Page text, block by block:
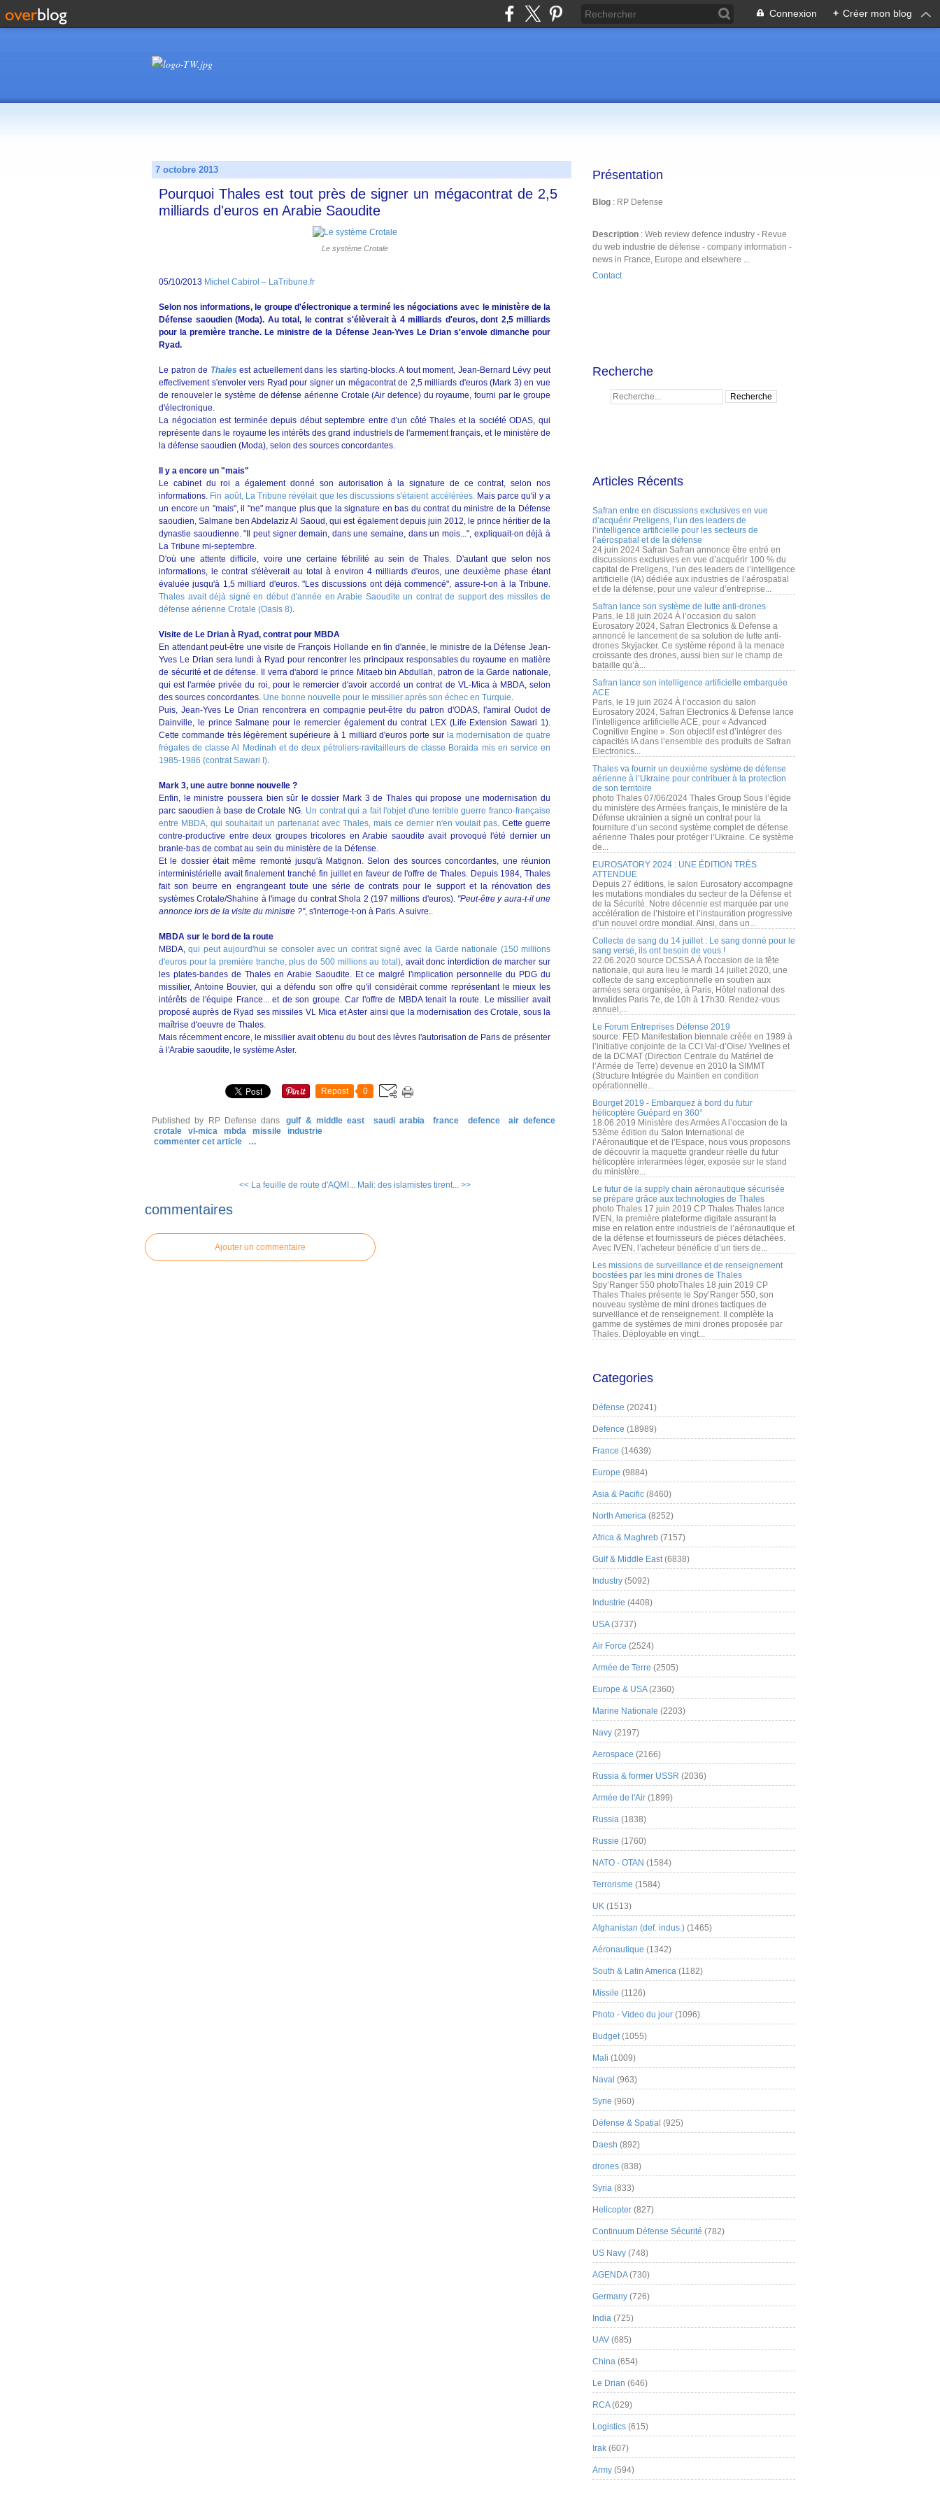
Connexion + Créer mon blog
7 octobre 2013
Pourquoi Thales est tout près de signer un mégacontrat de 2,5
milliards d'euros en Arabie Saoudite
Le système Crotale
05/10/2013 Michel Cabirol – LaTribune.fr
Selon nos informations, le groupe d'électronique a terminé les négociations avec le ministère de la
Défense saoudien (Moda). Au total, le contrat s'élèverait à 4 milliards d'euros, dont 2,5 milliards
pour la première tranche. Le ministre de la Défense Jean-Yves Le Drian s'envole dimanche pour
Ryad.
Le patron de Thales est actuellement dans les starting-blocks. A tout moment, Jean-Bernard Lévy peut
effectivement s'envoler vers Ryad pour signer un mégacontrat de 2,5 milliards d'euros (Mark 3) en vue
de renouveler le système de défense aérienne Crotale (Air defence) du royaume, fourni par le groupe
d'électronique.
La négociation est terminée depuis début septembre entre d'un côté Thales et la société ODAS, qui
représente dans le royaume les intérêts des grand industriels de l'armement français, et le ministère de
la défense saoudien (Moda), selon des sources concordantes.
Il y a encore un "mais"
Le cabinet du roi a également donné son autorisation à la signature de ce contrat, selon nos
informations. Fin août, La Tribune révélait que les discussions s'étaient accélérées.Mais parce qu'il y a
un encore un "mais", il "ne" manque plus que la signature en bas du contrat du ministre de la Défense
saoudien, Salmane ben Abdelaziz Al Saoud, qui est également depuis juin 2012, le prince héritier de la
dynastie saoudienne. "Il peut signer demain, dans une semaine, dans un mois...", expliquait-on déjà à
La Tribune mi-septembre.
D'où une attente difficile, voire une certaine fébrilité au sein de Thales. D'autant que selon nos
informations, le contrat s'élèverait au total à environ 4 milliards d'euros, une deuxième phase étant
évaluée jusqu'à 1,5 milliard d'euros. "Les discussions ont déjà commencé", assure-t-on à la Tribune.
Thales avait déjà signé en début d'année en Arabie Saoudite un contrat de support des missiles de
défense aérienne Crotale (Oasis 8).
Visite de Le Drian à Ryad, contrat pour MBDA
En attendant peut-être une visite de François Hollande en fin d'année, le ministre de la Défense Jean-
Yves Le Drian sera lundi à Ryad pour rencontrer les principaux responsables du royaume en matière
de sécurité et de défense. Il verra d'abord le prince Mitaeb bin Abdullah, patron de la Garde nationale,
qui est l'armée privée du roi, pour le remercier d'avoir accordé un contrat de VL-Mica à MBDA, selon
des sources concordantes. Une bonne nouvelle pour le missilier après son échec en Turquie.
Puis, Jean-Yves Le Drian rencontrera en compagnie peut-être du patron d'ODAS, l'amiral Oudot de
Dainville, le prince Salmane pour le remercier également du contrat LEX (Life Extension Sawari 1).
Cette commande très légèrement supérieure à 1 milliard d'euros porte sur la modernisation de quatre
frégates de classe Al Medinah et de deux pétroliers-ravitailleurs de classe Boraida mis en service en
1985-1986 (contrat Sawari I).
Mark 3, une autre bonne nouvelle ?
Enfin, le ministre poussera bien sûr le dossier Mark 3 de Thales qui propose une modernisation du
parc saoudien à base de Crotale NG. Un contrat qui a fait l'objet d'une terrible guerre franco-française
entre MBDA, qui souhaitait un partenariat avec Thales, mais ce dernier n'en voulait pas. Cette guerre
contre-productive entre deux groupes tricolores en Arabie saoudite avait provoqué l'été dernier un
branle-bas de combat au sein du ministère de la Défense.
Et le dossier était même remonté jusqu'à Matignon. Selon des sources concordantes, une réunion
interministérielle avait finalement tranché fin juillet en faveur de l'offre de Thales. Depuis 1984, Thales
fait son beurre en engrangeant toute une série de contrats pour le support et la rénovation des
systèmes Crotale/Shahine à l'image du contrat Shola 2 (197 millions d'euros). "Peut-être y aura-t-il une
annonce lors de la visite du ministre ?", s'interroge-t-on à Paris. A suivre..
MBDA sur le bord de la route
MBDA,qui peut aujourd'hui se consoler avec un contrat signé avec la Garde nationale (150 millions
d'euros pour la première tranche, plus de 500 millions au total), avait donc interdiction de marcher sur
les plates-bandes de Thales en Arabie Saoudite. Et ce malgré l'implication personnelle du PDG du
missilier, Antoine Bouvier, qui a défendu son offre qu'il considérait comme représentant le mieux les
intérêts de l'équipe France... et de son groupe. Car l'offre de MBDA tenait la route. Le missilier avait
proposé auprès de Ryad ses missiles VL Mica et Aster ainsi que la modernisation des Crotale, sous la
maîtrise d'oeuvre de Thales.
Mais récemment encore, le missilier avait obtenu du bout des lèvres l'autorisation de Paris de présenter
à l'Arabie saoudite, le système Aster.
Repost 0
Published by RP Defense dans gulf & middle east saudi arabia france defence
air defence
crotale
vl-mica mbda missile
industrie
commenter cet article
…
<< La feuille de route d'AQMI... Mali: des islamistes tirent... >>
commentaires
Ajouter un commentaire
Présentation
Blog : RP Defense
Description : Web review defence industry - Revue
du web industrie de défense - company information -
news in France, Europe and elsewhere ...
Contact
Recherche
Articles Récents
Safran entre en discussions exclusives en vue
d’acquérir Preligens, l’un des leaders de
l’intelligence artificielle pour les secteurs de
l’aérospatial et de la défense
24 juin 2024 Safran Safran annonce être entré en
discussions exclusives en vue d’acquérir 100 % du
capital de Preligens, l’un des leaders de l’intelligence
artificielle (IA) dédiée aux industries de l’aérospatial
et de la défense, pour une valeur d’entreprise...
Safran lance son système de lutte anti-drones
Paris, le 18 juin 2024 À l’occasion du salon
Eurosatory 2024, Safran Electronics & Defense a
annoncé le lancement de sa solution de lutte anti-
drones Skyjacker. Ce système répond à la menace
croissante des drones, aussi bien sur le champ de
bataille qu’à...
Safran lance son intelligence artificielle embarquée
ACE
Paris, le 19 juin 2024 À l’occasion du salon
Eurosatory 2024, Safran Electronics & Defense lance
l’intelligence artificielle ACE, pour « Advanced
Cognitive Engine ». Son objectif est d’intégrer des
capacités IA dans l’ensemble des produits de Safran
Electronics...
Thales va fournir un deuxième système de défense
aérienne à l’Ukraine pour contribuer à la protection
de son territoire
photo Thales 07/06/2024 Thales Group Sous l’égide
du ministère des Armées français, le ministère de la
Défense ukrainien a signé un contrat pour la
fourniture d’un second système complet de défense
aérienne Thales pour protéger l’Ukraine. Ce système
de...
EUROSATORY 2024 : UNE ÉDITION TRÈS
ATTENDUE
Depuis 27 éditions, le salon Eurosatory accompagne
les mutations mondiales du secteur de la Défense et
de la Sécurité. Notre décennie est marquée par une
accélération de l’histoire et l’instauration progressive
d’un nouvel ordre mondial. Ainsi, dans un...
Collecte de sang du 14 juillet : Le sang donné pour le
sang versé, ils ont besoin de vous !
22.06.2020 source DCSSA À l'occasion de la fête
nationale, qui aura lieu le mardi 14 juillet 2020, une
collecte de sang exceptionnelle en soutien aux
armées sera organisée, à Paris, Hôtel national des
Invalides Paris 7e, de 10h à 17h30. Rendez-vous
annuel,...
Le Forum Entreprises Défense 2019
source: FED Manifestation biennale créée en 1989 à
l’initiative conjointe de la CCI Val-d’Oise/ Yvelines et
de la DCMAT (Direction Centrale du Matériel de
l’Armée de Terre) devenue en 2010 la SIMMT
(Structure Intégrée du Maintien en condition
opérationnelle...
Bourget 2019 - Embarquez à bord du futur
hélicoptère Guépard en 360°
18.06.2019 Ministère des Armées A l’occasion de la
53ème édition du Salon International de
l’Aéronautique et de l’Espace, nous vous proposons
de découvrir la maquette grandeur réelle du futur
hélicoptère interarmées léger, exposée sur le stand
du ministère...
Le futur de la supply chain aéronautique sécurisée
se prépare grâce aux technologies de Thales
photo Thales 17 juin 2019 CP Thales Thales lance
IVEN, la première plateforme digitale assurant la
mise en relation entre industriels de l’aéronautique et
de la défense et fournisseurs de pièces détachées.
Avec IVEN, l’acheteur bénéficie d’un tiers de...
Les missions de surveillance et de renseignement
boostées par les mini drones de Thales
Spy’Ranger 550 photoThales 18 juin 2019 CP
Thales Thales présente le Spy’Ranger 550, son
nouveau système de mini drones tactiques de
surveillance et de renseignement. Il complète la
gamme de systèmes de mini drones proposée par
Thales. Déployable en vingt...
Categories
Défense (20241)
Defence (18989)
France (14639)
Europe (9884)
Asia & Pacific (8460)
North America (8252)
Africa & Maghreb (7157)
Gulf & Middle East(6838)
Industry (5092)
Industrie (4408)
USA(3737)
Air Force (2524)
Armée de Terre (2505)
Europe & USA(2360)
Marine Nationale (2203)
Navy (2197)
Aerospace (2166)
Russia & former USSR (2036)
Armée de l'Air (1899)
Russia (1838)
Russie (1760)
NATO - OTAN (1584)
Terrorisme (1584)
UK (1513)
Afghanistan (def. indus.) (1465)
Aéronautique (1342)
South & Latin America (1182)
Missile (1126)
Photo - Video du jour (1096)
Budget(1055)
Mali (1009)
Naval (963)
Syrie (960)
Défense & Spatial (925)
Daesh (892)
drones (838)
Syria (833)
Helicopter (827)
Continuum Défense Sécurité (782)
US Navy (748)
AGENDA(730)
Germany (726)
India (725)
UAV (685)
China (654)
Le Drian (646)
RCA(629)
Logistics (615)
Irak (607)
Army (594)